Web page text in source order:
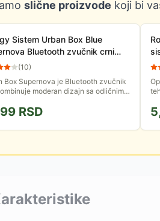
slične proizvode koji bi
Sistem Urban Box Blue
Bluetooth zvučnik crni
(10)
Box Supernova je Bluetooth zvučnik
moderan dizajn sa odličnim
RSD
za